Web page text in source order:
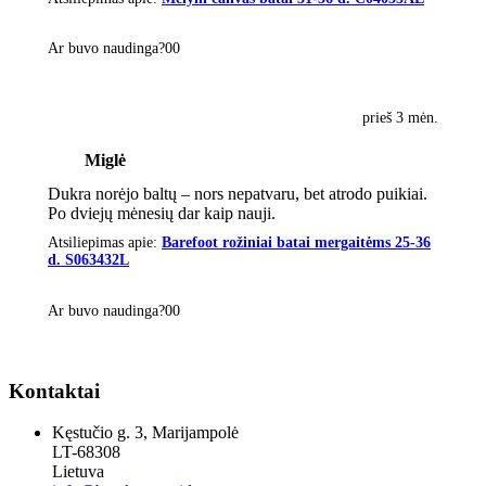
Ar buvo naudinga?00
prieš 3 mėn.
Miglė
Dukra norėjo baltų – nors nepatvaru, bet atrodo puikiai.
Po dviejų mėnesių dar kaip nauji.
Atsiliepimas apie: Barefoot rožiniai batai mergaitėms 25-36
d. S063432L
Ar buvo naudinga?00
Kontaktai
Kęstučio g. 3, Marijampolė
LT-68308
Lietuva